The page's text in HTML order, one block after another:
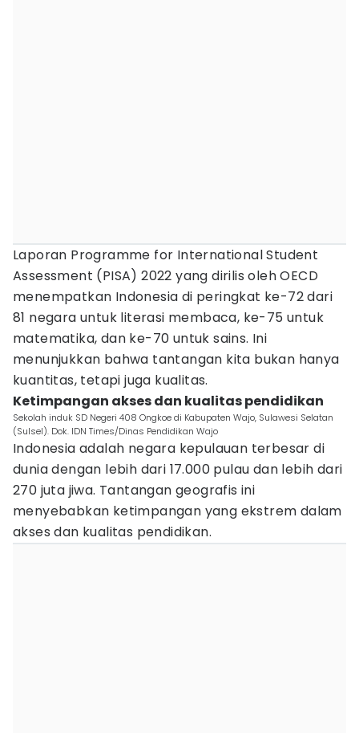
Laporan Programme for International Student
Assessment (PISA) 2022 yang dirilis oleh OECD
menempatkan Indonesia di peringkat ke-72 dari
81 negara untuk literasi membaca, ke-75 untuk
matematika, dan ke-70 untuk sains. Ini
menunjukkan bahwa tantangan kita bukan hanya
kuantitas, tetapi juga kualitas.
Ketimpangan akses dan kualitas pendidikan
Sekolah induk SD Negeri 408 Ongkoe di Kabupaten Wajo, Sulawesi Selatan
(Sulsel). Dok. IDN Times/Dinas Pendidikan Wajo
Indonesia adalah negara kepulauan terbesar di
dunia dengan lebih dari 17.000 pulau dan lebih dari
270 juta jiwa. Tantangan geografis ini
menyebabkan ketimpangan yang ekstrem dalam
akses dan kualitas pendidikan.